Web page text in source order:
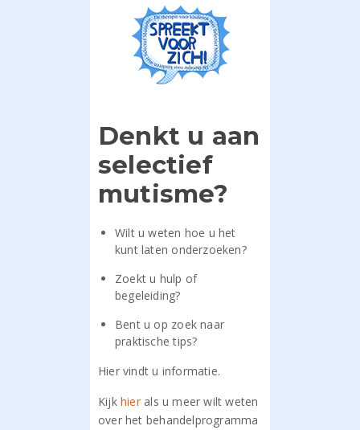
Denkt u aan
selectief
mutisme?
Wilt u weten hoe u het
kunt laten onderzoeken?
Zoekt u hulp of
begeleiding?
Bent u op zoek naar
praktische tips?
Hier vindt u informatie.
Kijkhierals u meer wilt weten
over het behandelprogramma